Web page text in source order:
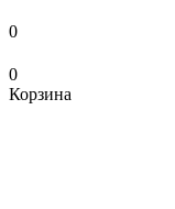
0
0
Корзина